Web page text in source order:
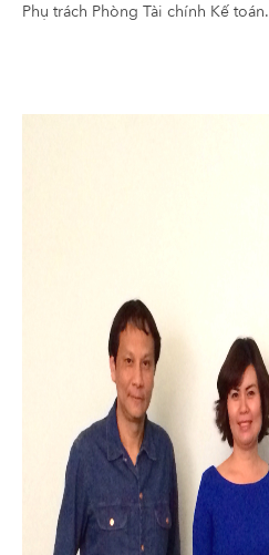
Phụ trách Phòng Tài chính Kế toán.